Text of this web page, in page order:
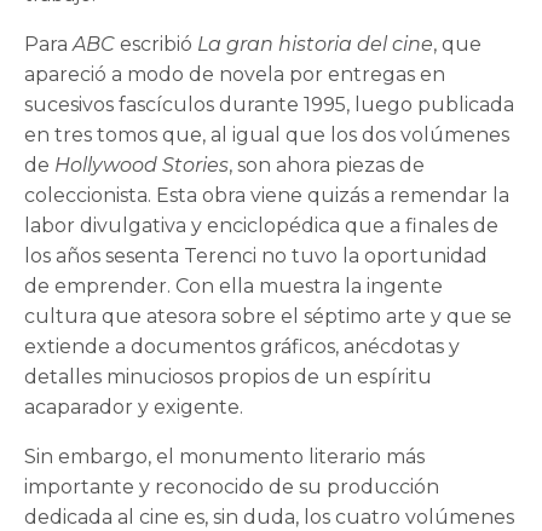
ParaABC escribió La gran historia del cine, que
apareció a modo de novela por entregas en
sucesivos fascículos durante 1995, luego publicada
en tres tomos que, al igual que los dos volúmenes
de Hollywood Stories, son ahora piezas de
coleccionista. Esta obra viene quizás a remendar la
labor divulgativa y enciclopédica que a finales de
los años sesenta Terenci no tuvo la oportunidad
de emprender. Con ella muestra la ingente
cultura que atesora sobre el séptimo arte y que se
extiende a documentos gráficos, anécdotas y
detalles minuciosos propios de un espíritu
acaparador y exigente.
Sin embargo, el monumento literario más
importante y reconocido de su producción
dedicada al cine es, sin duda, los cuatro volúmenes